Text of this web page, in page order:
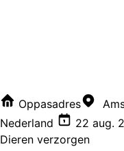
Oppasadres
Nederland
22 aug.
Dieren verzorgen